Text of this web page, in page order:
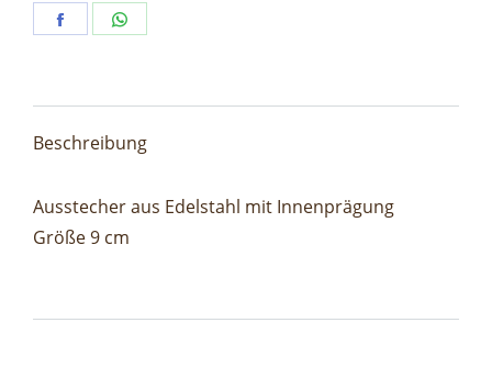
Share
Beschreibung
Ausstecher aus Edelstahl mit Innenprägung
Größe 9 cm